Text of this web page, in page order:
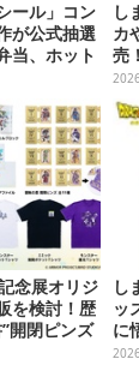
ール」コン
が公式抽選
当、ホット
し
カ
売
ス
念展オリジ
を検討！歴
開閉ピンズ
シャツや
し
ッ
に
服